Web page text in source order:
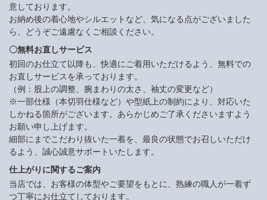
意しております。
お納め後の着心地やシルエットなど、気になる点がございました
ら、どうぞご遠慮なくご相談ください。
〇無料お直しサービス
初回のお仕立て以降も、快適にご着用いただけるよう、無料での
お直しサービスを承っております。
（例：股上の調整、腕まわりの太さ、袖丈の変更など）
※一部仕様（本切羽仕様など）や型紙上の制約により、対応いた
しかねる箇所がございます。あらかじめご了承くださいますよう
お願い申し上げます。
細部にまでこだわり抜いた一着を、最良の状態でお召しいただけ
るよう、誠心誠意サポートいたします。
仕上がりに関するご案内
当店では、お客様の体型やご要望をもとに、熟練の職人が一着ず
つ丁寧にお仕立てしております。